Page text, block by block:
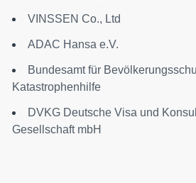
VINSSEN Co., Ltd
ADAC Hansa e.V.
Bundesamt für
Katastrophenhilfe
DVKG Deutsche Visa und
Gesellschaft mbH